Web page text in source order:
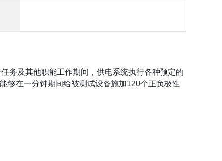
务及其他职能工作期间，供电系统执行各种预定的
够在一分钟期间给被测试设备施加120个正负极性